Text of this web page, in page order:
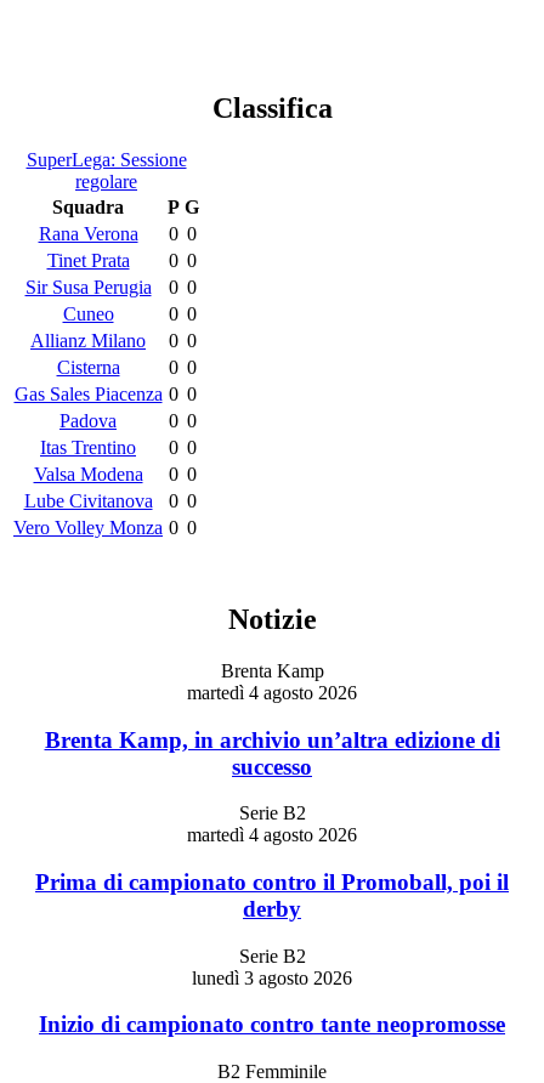
Classifica
SuperLega: Sessione
regolare
Squadra
P G
Rana Verona
0 0
Tinet Prata
0 0
Sir Susa Perugia
0 0
Cuneo
0 0
Allianz Milano
0 0
Cisterna
0 0
Gas Sales Piacenza 0 0
Padova
0 0
Itas Trentino
0 0
Valsa Modena
0 0
Lube Civitanova
0 0
Vero Volley Monza 0 0
Notizie
Brenta Kamp
martedì 4 agosto 2026
Brenta Kamp, in archivio un’altra edizione di
successo
Serie B2
martedì 4 agosto 2026
Prima di campionato contro il Promoball, poi il
derby
Serie B2
lunedì 3 agosto 2026
Inizio di campionato contro tante neopromosse
B2 Femminile